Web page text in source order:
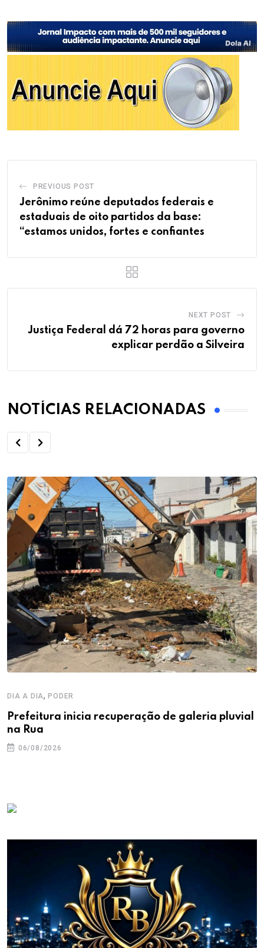
PREVIOUS POST
Jerônimo reúne deputados federais e
estaduais de oito partidos da base:
“estamos unidos, fortes e confiantes
NEXT POST
Justiça Federal dá 72 horas para governo
explicar perdão a Silveira
NOTÍCIAS RELACIONADAS
DIA A DIA,PODER
Prefeitura inicia recuperação de galeria pluvial
na Rua
06/08/2026